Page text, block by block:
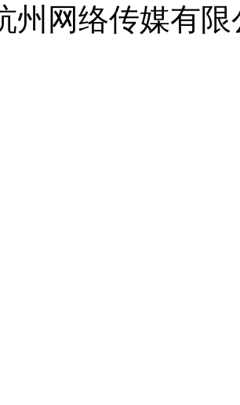
州网络传媒有限